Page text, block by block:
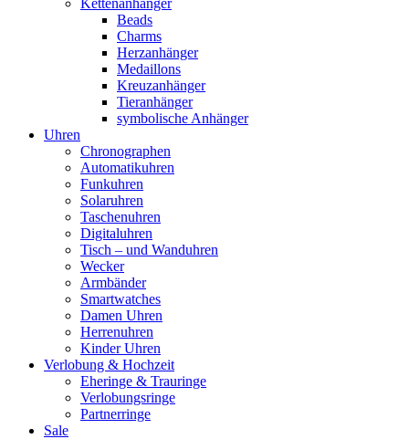
Kettenanhänger
Beads
Charms
Herzanhänger
Medaillons
Kreuzanhänger
Tieranhänger
symbolische Anhänger
Uhren
Chronographen
Automatikuhren
Funkuhren
Solaruhren
Taschenuhren
Digitaluhren
Tisch – und Wanduhren
Wecker
Armbänder
Smartwatches
Damen Uhren
Herrenuhren
Kinder Uhren
Verlobung & Hochzeit
Eheringe & Trauringe
Verlobungsringe
Partnerringe
Sale